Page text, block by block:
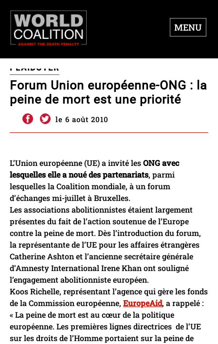
MENU
Forum Union européenne-ONG : la
peine de mort est une priorité
PLAIDOYER
le 6 août 2010
L’Union européenne (UE) a invité lesONG avec
lesquelles elle a noué des partenariats, parmi
lesquelles la Coalition mondiale, à un forum
d’échanges mi-juillet à Bruxelles.
Les associations abolitionnistes étaient largement
présentes du fait de l’action soutenue de l’Europe
contre la peine de mort. Dès l’introduction du forum,
la représentante de l’UE pour les affaires étrangères
Catherine Ashton et l’ancienne secrétaire générale
d’Amnesty International Irene Khan ont souligné
l’engagement abolitionniste européen.
Koos Richelle, représentant l’agence qui gère les fonds
de la Commission européenne, EuropeAid, a rappelé :
« La peine de mort est au cœur de la politique
européenne. Les premières lignes directrices de l’UE
sur les droits de l’Homme portaient sur la peine de